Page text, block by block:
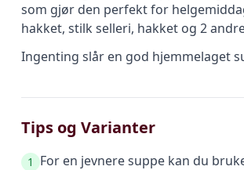
som gjør den perfekt for
hakket, stilk selleri, hakket og 2
Ingenting slår en god hjemmelaget
Tips og Varianter
1
For en jevnere suppe kan du